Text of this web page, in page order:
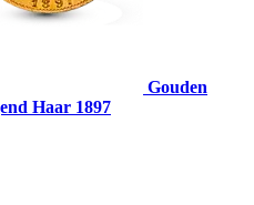
Gouden
Haar 1897